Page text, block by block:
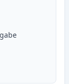
LC1240